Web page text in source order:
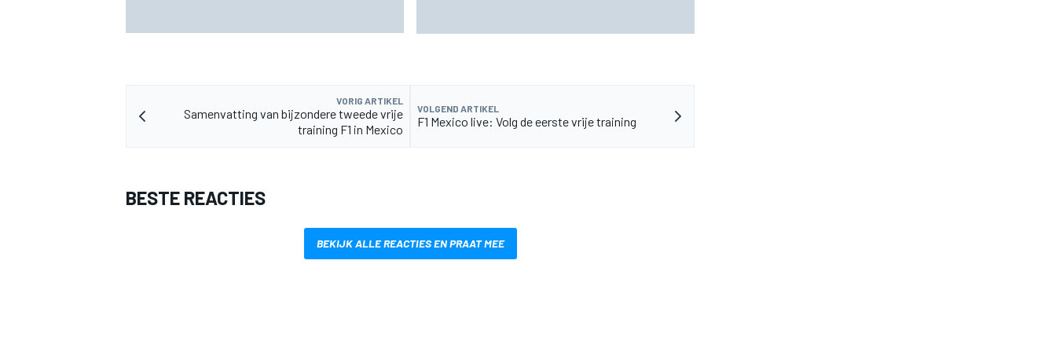
VORIG ARTIKEL
Samenvatting van bijzondere tweede vrije
training F1 in Mexico
VOLGEND ARTIKEL
F1 Mexico live: Volg de eerste vrije training
BESTE REACTIES
BEKIJK ALLE REACTIES EN PRAAT MEE